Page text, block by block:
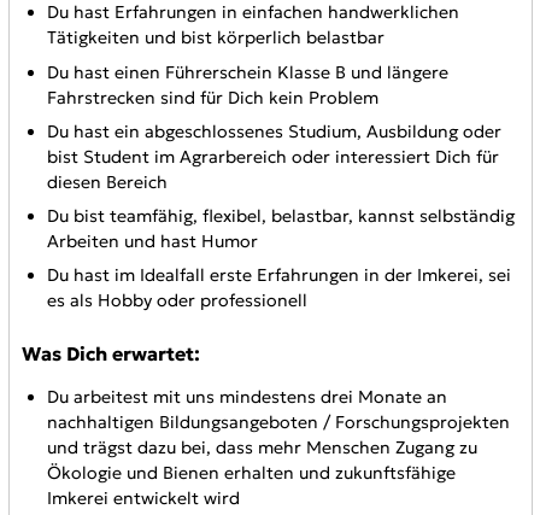
Du hast Erfahrungen in einfachen handwerklichen
Tätigkeiten und bist körperlich belastbar
Du hast einen Führerschein Klasse B und längere
Fahrstrecken sind für Dich kein Problem
Du hast ein abgeschlossenes Studium, Ausbildung oder
bist Student im Agrarbereich oder interessiert Dich für
diesen Bereich
Du bist teamfähig, flexibel, belastbar, kannst selbständig
Arbeiten und hast Humor
Du hast im Idealfall erste Erfahrungen in der Imkerei, sei
es als Hobby oder professionell
Was Dich erwartet:
Du arbeitest mit uns mindestens drei Monate an
nachhaltigen Bildungsangeboten / Forschungsprojekten
und trägst dazu bei, dass mehr Menschen Zugang zu
Ökologie und Bienen erhalten und zukunftsfähige
Imkerei entwickelt wird